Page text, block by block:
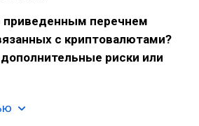
приведенным перечнем
с криптовалютами?
риски или